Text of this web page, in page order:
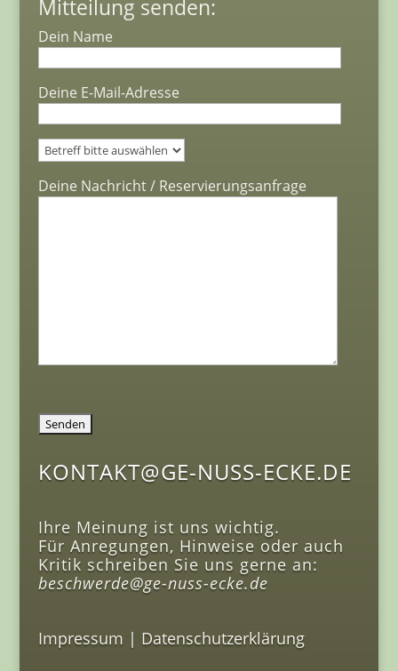
Mitteilung senden:
Dein Name
Deine E-Mail-Adresse
Deine Nachricht / Reservierungsanfrage
KONTAKT@GE-NUSS-ECKE.DE
Ihre Meinung ist uns wichtig.
Für Anregungen, Hinweise oder auch
Kritik schreiben Sie uns gerne an:
beschwerde@ge-nuss-ecke.de
Impressum | Datenschutzerklärung